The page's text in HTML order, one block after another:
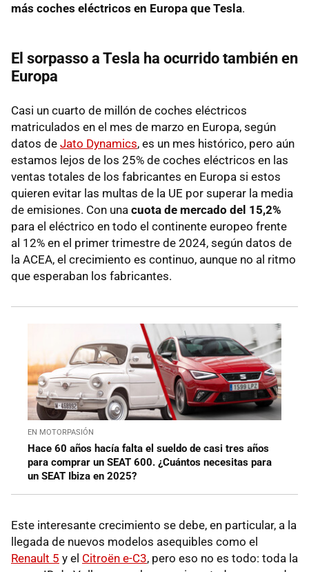
más coches eléctricos en Europa que Tesla.
El sorpasso a Tesla ha ocurrido también en
Europa
Casi un cuarto de millón de coches eléctricos
matriculados en el mes de marzo en Europa, según
datos de Jato Dynamics, es un mes histórico, pero aún
estamos lejos de los 25% de coches eléctricos en las
ventas totales de los fabricantes en Europa si estos
quieren evitar las multas de la UE por superar la media
de emisiones. Con una cuota de mercado del 15,2%
para el eléctrico en todo el continente europeo frente
al 12% en el primer trimestre de 2024, según datos de
la ACEA, el crecimiento es continuo, aunque no al ritmo
que esperaban los fabricantes.
EN MOTORPASIÓN
Hace 60 años hacía falta el sueldo de casi tres años
para comprar un SEAT 600. ¿Cuántos necesitas para
un SEAT Ibiza en 2025?
Este interesante crecimiento se debe, en particular, a la
llegada de nuevos modelos asequibles como el
Renault 5 y el Citroën e-C3, pero eso no es todo: toda la